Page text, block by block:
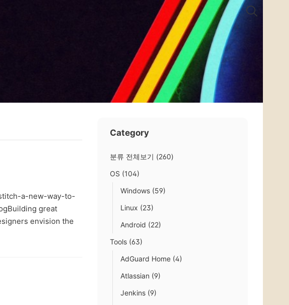
Category
분류 전체보기 (260)
OS (104)
Windows (59)
Linux (23)
Android (22)
Tools (63)
AdGuard Home (4)
Atlassian (9)
Jenkins (9)
a-new-way-to-
great
envision the